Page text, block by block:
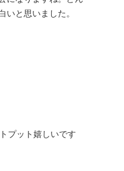
いと思いました。
プット嬉しいです